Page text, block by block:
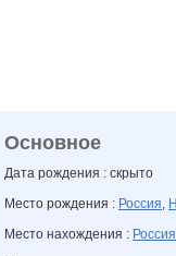
Основное
Дата рождения : скрыто
Место рождения : Россия,
Место нахождения : Россия